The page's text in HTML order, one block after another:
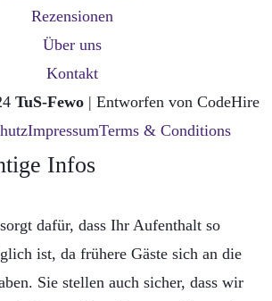
Rezensionen
Über uns
Kontakt
TuS-Fewo | Entworfen von CodeHire
ImpressumTerms & Conditions
Infos
dafür, dass Ihr Aufenthalt so
ist, da frühere Gäste sich an die
Sie stellen auch sicher, dass wir